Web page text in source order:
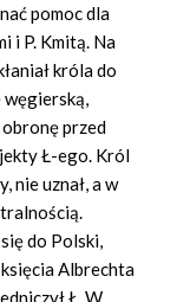
pomoc dla
i P. Kmitą. Na
króla do
przed
Ł-ego. Król
nie uznał, a w
do Polski,
Albrechta
Ł. W